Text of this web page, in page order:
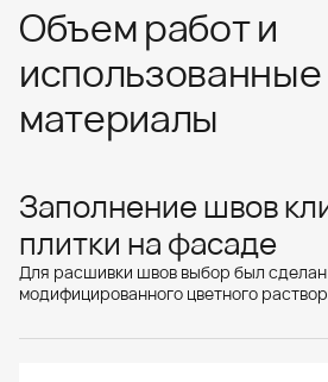
Объем работ и
использованные
материалы
Заполнение швов
плитки на фасаде
Для расшивки швов выбор был сделан
модифицированного цветного